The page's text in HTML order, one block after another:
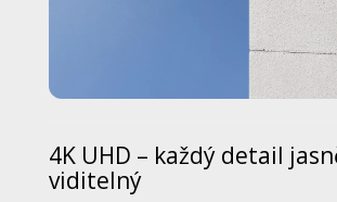
4K UHD – každý detail
viditelný